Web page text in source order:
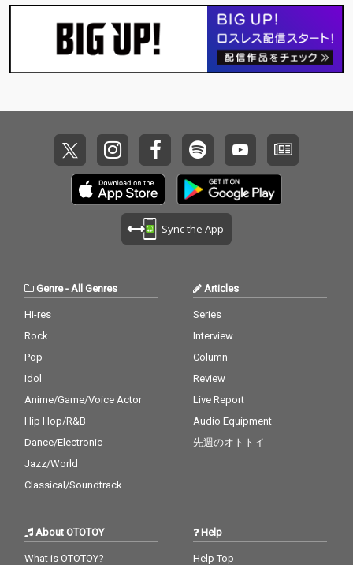
Sync the App
Genre- All Genres
Hi-res
Rock
Pop
Idol
Anime/Game/Voice Actor
Hip Hop/R&B
Dance/Electronic
Jazz/World
Classical/Soundtrack
Articles
Series
Interview
Column
Review
Live Report
Audio Equipment
先週のオトトイ
About OTOTOY
What is OTOTOY?
Help
Help Top